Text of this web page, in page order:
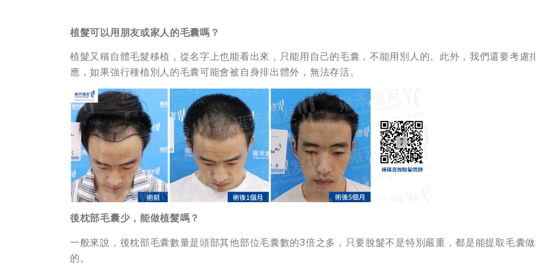
植髮可以用朋友或家人的毛囊嗎？
植髮又稱自體毛髮移植，從名字上也能看出來，只能用自己的毛囊，不能用別人的。此外，我們還要考慮
應，如果強行種植別人的毛囊可能會被自身排出體外，無法存活。
後枕部毛囊少，能做植髮嗎？
一般來說，後枕部毛囊數量是頭部其他部位毛囊數的3倍之多，只要脫髮不是特別嚴重，都是能提取毛囊
的。